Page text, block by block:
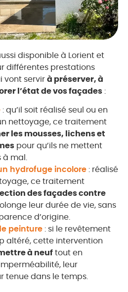
disponible à Lorient et
différentes prestations
vont servir à préserver, à
l’état de vos façades :
: qu’il soit réalisé seul ou en
nettoyage, ce traitement
les mousses, lichens et
pour qu’ils ne mettent
à mal.
hydrofuge incolore : réalisé
ce traitement
des façades contre
leur durée de vie, sans
d’origine.
peinture : si le revêtement
altéré, cette intervention
à neuf tout en
leur
tenue dans le temps.